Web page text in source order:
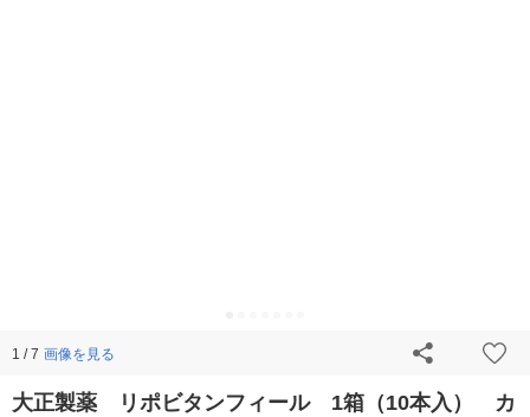
1 / 7 画像を見る
大正製薬 リポビタンフィール 1箱（10本入） カ